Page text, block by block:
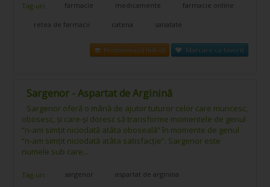
Tag-uri: farmacie medicamente farmacie online
retea de farmacii catena sanatate
Promovează link-ul Marcare ca favorit
Sargenor - Aspartat de Arginină
Sargenor oferă o mână de ajutor tuturor celor care muncesc,
obosesc, și care-și doresc să transforme momentele de genul
“n-am simțit niciodată atâta oboseală” în momente de genul
“n-am simțit niciodată atâta satisfacție”. Sargenor este
numele sub care...
Tag-uri: sargenor aspartat de arginina